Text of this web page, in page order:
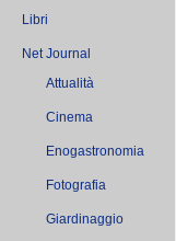
Libri
Net Journal
Attualità
Cinema
Enogastronomia
Fotografia
Giardinaggio